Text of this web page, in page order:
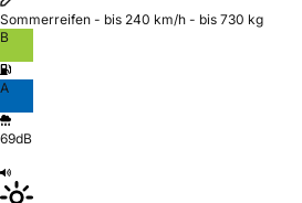
Sommerreifen - bis 240 km/h - bis 730 kg
B
A
69dB